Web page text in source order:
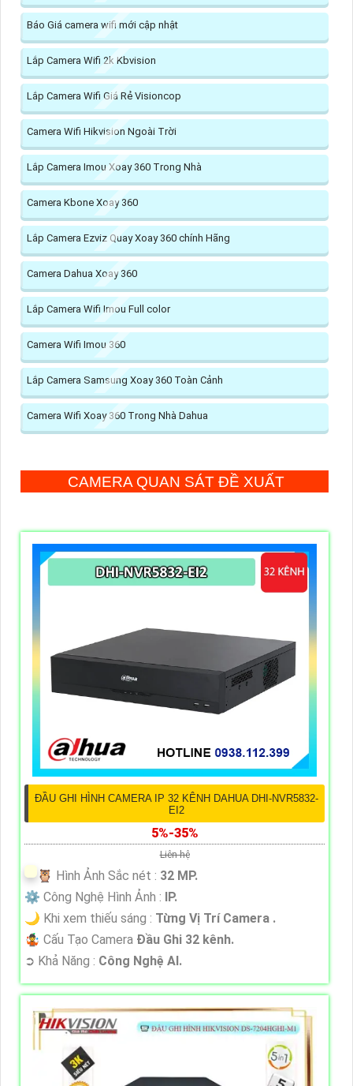
Báo Giá camera wifi mới cập nhật
Lắp Camera Wifi 2k Kbvision
Lắp Camera Wifi Giá Rẻ Visioncop
Camera Wifi Hikvision Ngoài Trời
Lắp Camera Imou Xoay 360 Trong Nhà
Camera Kbone Xoay 360
Lắp Camera Ezviz Quay Xoay 360 chính Hãng
Camera Dahua Xoay 360
Lắp Camera Wifi Imou Full color
Camera Wifi Imou 360
Lắp Camera Samsung Xoay 360 Toàn Cảnh
Camera Wifi Xoay 360 Trong Nhà Dahua
CAMERA QUAN SÁT ĐỀ XUẤT
ĐẦU GHI HÌNH CAMERA IP 32 KÊNH DAHUA DHI-NVR5832-
EI2
5%-35%
Liên hệ
🦉 Hình Ảnh Sắc nét : 32 MP.
⚙ Công Nghệ Hình Ảnh : IP.
🌙 Khi xem thiếu sáng : Từng Vị Trí Camera .
🤹 Cấu Tạo Camera Đầu Ghi 32 kênh.
️➲ Khả Năng : Công Nghệ AI.